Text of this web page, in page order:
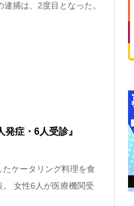
捕は、2度目となった。
発症・6人受診』
ケータリング料理を食
女性6人が医療機関受